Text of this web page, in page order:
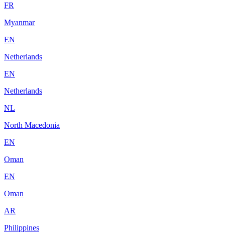
FR
Myanmar
EN
Netherlands
EN
Netherlands
NL
North Macedonia
EN
Oman
EN
Oman
AR
Philippines